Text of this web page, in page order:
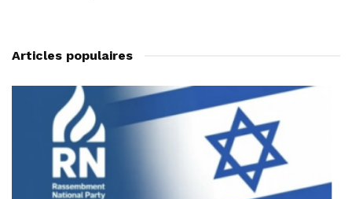
Articles populaires